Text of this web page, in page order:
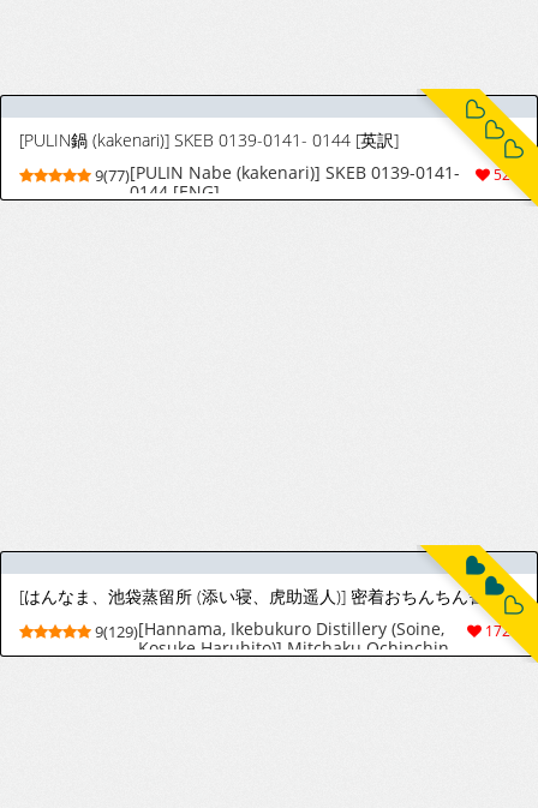
[PULIN鍋 (kakenari)] SKEB 0139-0141- 0144 [英訳]
528
9(77)[PULIN Nabe (kakenari)] SKEB 0139-0141-
0144 [ENG]
[はんなま、池袋蒸留所 (添い寝、虎助遥人)] 密着おちんちん警察24時～年末特別警戒スペシャル～ (ギルティギア) [中国翻訳] [DL版]
1727
9(129)[Hannama, Ikebukuro Distillery (Soine,
Kosuke Haruhito)] Mitchaku Ochinchin